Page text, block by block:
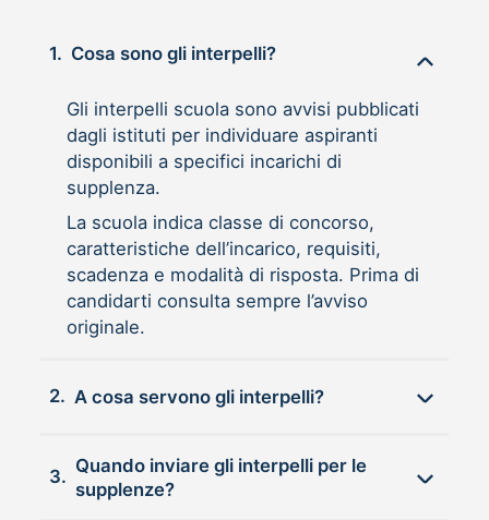
1. Cosa sono gli interpelli?
Gli interpelli scuola sono avvisi pubblicati
dagli istituti per individuare aspiranti
disponibili a specifici incarichi di
supplenza.
La scuola indica classe di concorso,
caratteristiche dell’incarico, requisiti,
scadenza e modalità di risposta. Prima di
candidarti consulta sempre l’avviso
originale.
2. A cosa servono gli interpelli?
3.
Quando inviare gli interpelli per le
supplenze?